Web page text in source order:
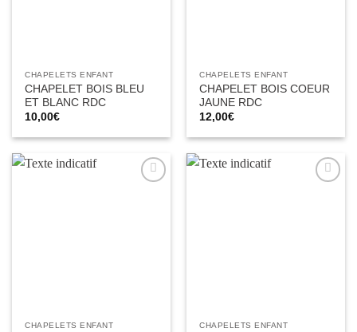
CHAPELETS ENFANT
CHAPELET BOIS BLEU
ET BLANC RDC
10,00€
CHAPELETS ENFANT
CHAPELET BOIS COEUR
JAUNE RDC
12,00€
CHAPELETS ENFANT CHAPELETS ENFANT